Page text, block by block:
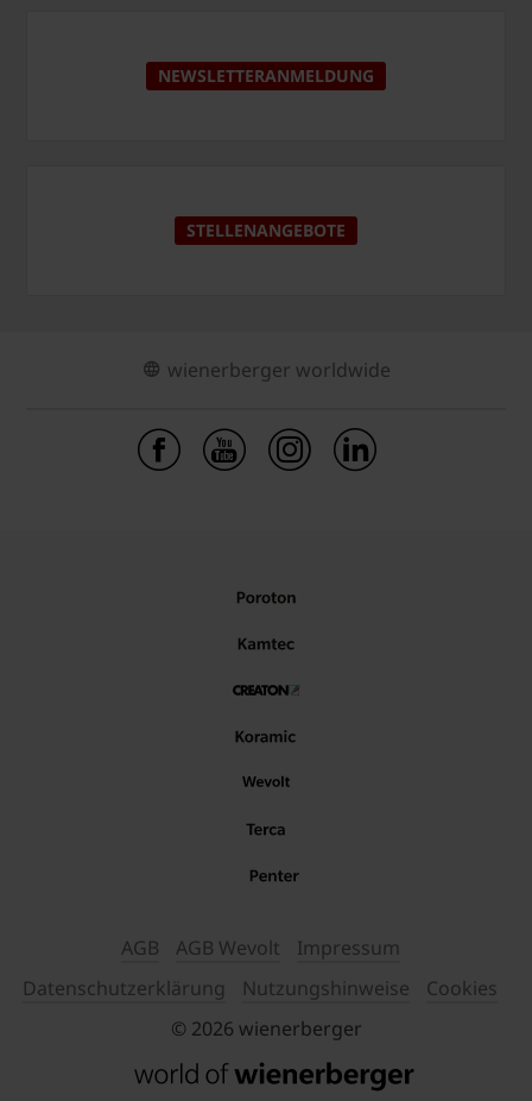
NEWSLETTERANMELDUNG
STELLENANGEBOTE
wienerberger worldwide
AGB AGB Wevolt
Impressum
Datenschutzerklärung
Nutzungshinweise
Cookies
© 2026 wienerberger